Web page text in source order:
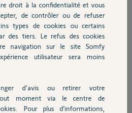
au fil de discussion
droit à la confidentialité et vous
de contrôler ou de refuser
types de cookies ou certains
des tiers. Le refus des cookies
navigation sur le site Somfy
utilisateur sera moins
d'avis ou retirer votre
moment via le centre de
Pour plus d’informations,